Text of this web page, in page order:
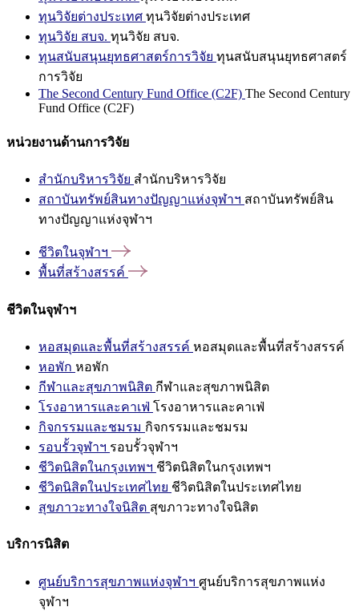
ทุนวิจัยต่างประเทศ ทุนวิจัยต่างประเทศ
ทุนวิจัย สบจ. ทุนวิจัย สบจ.
ทุนสนับสนุนยุทธศาสตร์การวิจัย ทุนสนับสนุนยุทธศาสตร์
การวิจัย
The Second Century Fund Office (C2F) The Second Century
Fund Office (C2F)
หน่วยงานด้านการวิจัย
สำนักบริหารวิจัย สำนักบริหารวิจัย
สถาบันทรัพย์สินทางปัญญาแห่งจุฬาฯ สถาบันทรัพย์สิน
ทางปัญญาแห่งจุฬาฯ
ชีวิตในจุฬาฯ
พื้นที่สร้างสรรค์
ชีวิตในจุฬาฯ
หอสมุดและพื้นที่สร้างสรรค์ หอสมุดและพื้นที่สร้างสรรค์
หอพัก หอพัก
กีฬาและสุขภาพนิสิต กีฬาและสุขภาพนิสิต
โรงอาหารและคาเฟ่ โรงอาหารและคาเฟ่
กิจกรรมและชมรม กิจกรรมและชมรม
รอบรั้วจุฬาฯ รอบรั้วจุฬาฯ
ชีวิตนิสิตในกรุงเทพฯ ชีวิตนิสิตในกรุงเทพฯ
ชีวิตนิสิตในประเทศไทย ชีวิตนิสิตในประเทศไทย
สุขภาวะทางใจนิสิต สุขภาวะทางใจนิสิต
บริการนิสิต
ศูนย์บริการสุขภาพแห่งจุฬาฯ ศูนย์บริการสุขภาพแห่ง
จุฬาฯ